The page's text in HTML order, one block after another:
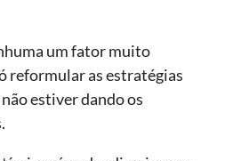
um fator muito
reformular as estratégias
estiver dando os